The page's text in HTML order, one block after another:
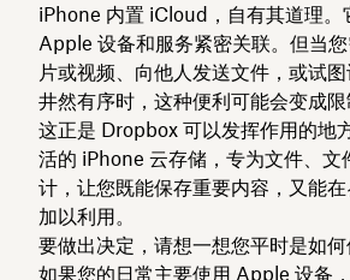
iPhone 内置 iCloud，自有其道理。
Apple 设备和服务紧密关联。但当
片或视频、向他人发送文件，或试
井然有序时，这种便利可能会变成限
这正是 Dropbox 可以发挥作用的地
活的 iPhone 云存储，专为文件、文
计，让您既能保存重要内容，又能在
加以利用。
要做出决定，请想一想您平时是如何
如果您的日常主要使用 Apple 设备